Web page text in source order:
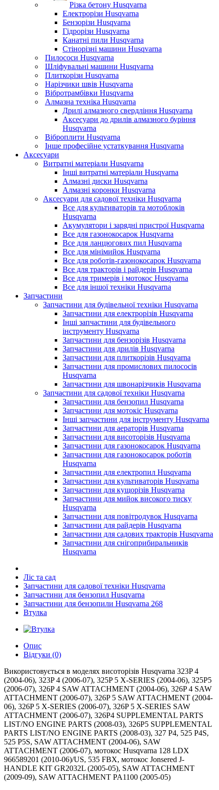
Різка бетону Husqvarna
Електрорізи Husqvarna
Бензорізи Husqvarna
Гідрорізи Husqvarna
Канатні пили Husqvarna
Стінорізні машини Husqvarna
Пилососи Husqvarna
Шліфувальні машини Husqvarna
Плиткорізи Husqvarna
Нарізчики швів Husqvarna
Вібротрамбівки Husqvarna
Алмазна техніка Husqvarna
Дрилі алмазного свердління Husqvarna
Аксесуари до дрилів алмазного буріння
Husqvarna
Віброплити Husqvarna
Інше професійне устаткування Husqvarna
Аксесуари
Витратні матеріали Husqvarna
Інші витратні матеріали Husqvarna
Алмазні диски Husqvarna
Алмазні коронки Husqvarna
Аксесуари для садової техніки Husqvarna
Все для культиваторів та мотоблоків
Husqvarna
Акумулятори і зарядні пристрої Husqvarna
Все для газонокосарок Husqvarna
Все для ланцюгових пил Husqvarna
Все для мінімийок Husqvarna
Все для роботів-газонокосарок Husqvarna
Все для тракторів і райдерів Husqvarna
Все для тримерів і мотокос Husqvarna
Все для іншої техніки Husqvarna
Запчастини
Запчастини для будівельної техніки Husqvarna
Запчастини для електрорізів Husqvarna
Інші запчастини для будівельного
інструменту Husqvarna
Запчастини для бензорізів Husqvarna
Запчастини для дрилів Husqvarna
Запчастини для плиткорізів Husqvarna
Запчастини для промислових пилососів
Husqvarna
Запчастини для швонарізчиків Husqvarna
Запчастини для садової техніки Husqvarna
Запчастини для бензопил Husqvarna
Запчастини для мотокіс Husqvarna
Інші запчастини для інструменту Husqvarna
Запчастини для аераторів Husqvarna
Запчастини для висоторізів Husqvarna
Запчастини для газонокосарок Husqvarna
Запчастини для газонокосарок роботів
Husqvarna
Запчастини для електропил Husqvarna
Запчастини для культиваторів Husqvarna
Запчастини для кущорізів Husqvarna
Запчастини для мийок високого тиску
Husqvarna
Запчастини для повітродувок Husqvarna
Запчастини для райдерів Husqvarna
Запчастини для садових тракторів Husqvarna
Запчастини для снігоприбиральників
Husqvarna
Ліс та сад
Запчастини для садової техніки Husqvarna
Запчастини для бензопил Husqvarna
Запчастини для бензопили Husqvarna 268
Втулка
Опис
Відгуки (0)
Використовується в моделях висоторізів Husqvarna 323P 4
(2004-06), 323P 4 (2006-07), 325P 5 X-SERIES (2004-06), 325P5
(2006-07), 326P 4 SAW ATTACHMENT (2004-06), 326P 4 SAW
ATTACHMENT (2006-07), 326P 5 SAW ATTACHMENT (2004-
06), 326P 5 X-SERIES (2006-07), 326P 5 X-SERIES SAW
ATTACHMENT (2006-07), 326P4 SUPPLEMENTAL PARTS
LIST/NO ENGINE PARTS (2008-03), 326P5 SUPPLEMENTAL
PARTS LIST/NO ENGINE PARTS (2008-03), 327 P4, 525 P4S,
525 P5S, SAW ATTACHMENT (2004-06), SAW
ATTACHMENT (2006-07), мотокос Husqvarna 128 LDX
966589201 (2010-06)/US, 535 FBX, мотокос Jonsered J-
HANDLE KIT GR2032L (2005-05), SAW ATTACHMENT
(2009-09), SAW ATTACHMENT PA1100 (2005-05)